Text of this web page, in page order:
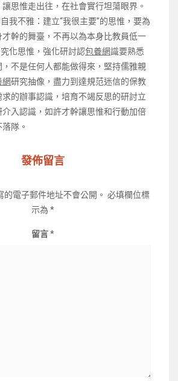
思惟走出往，在社會實行坦蕩眼界。
我不雅：建立“我很主要”的思惟，要為
幹的舞臺，不再以為本身比教員低一
化思惟，強化研討認包養網識要熟悉
不是任何人都能做得來，堅持儒雅親
網研究抽像，盡力到達規范迷信的保教
的辦事認識，培育不竭反思的研討立
入認識，如許才幹讓思惟和行動加倍
隊。
發佈留言
的電子郵件地址不會公開。 必填欄位標
示為 *
留言*